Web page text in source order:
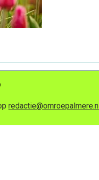
redactie@omroepalmere.nl